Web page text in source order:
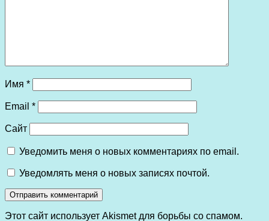
Имя *
Email *
Сайт
Уведомить меня о новых комментариях по email.
Уведомлять меня о новых записях почтой.
Этот сайт использует Akismet для борьбы со спамом.